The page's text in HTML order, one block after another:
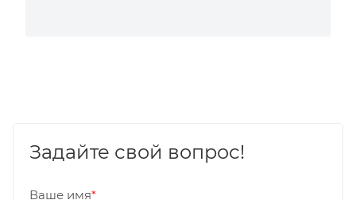
Задайте свой вопрос!
Ваше имя*